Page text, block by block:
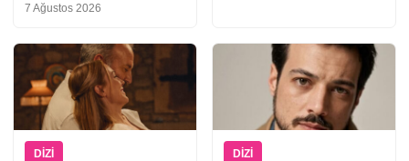
7 Ağustos 2026
DIZI DIZI